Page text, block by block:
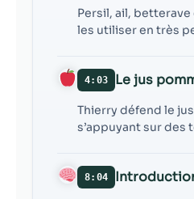
Persil, ail,
les utiliser en très
4:03 Le jus
Thierry défend le
s’appuyant sur des
8:04